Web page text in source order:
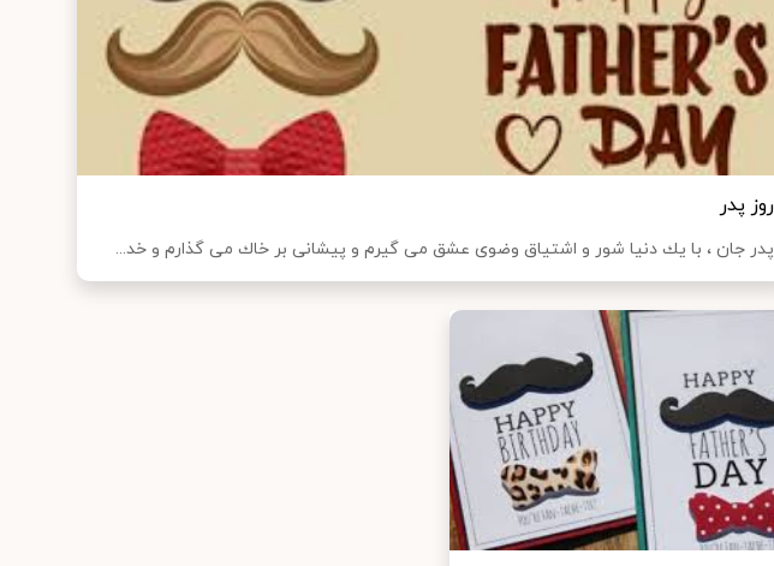
روز پدر
پدر جان ، با یك دنیا شور و اشتیاق وضوی عشق می گیرم و پیشانی بر خاك می گذارم و خد...